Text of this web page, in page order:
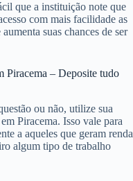
que a instituição note que
com mais facilidade as
suas chances de ser
Piracema – Deposite tudo
ou não, utilize sua
Piracema. Isso vale para
a aqueles que geram renda
algum tipo de trabalho